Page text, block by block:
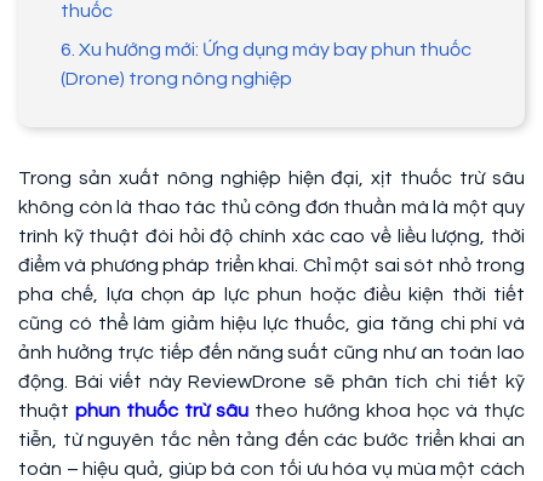
thuốc
6. Xu hướng mới: Ứng dụng máy bay phun thuốc
(Drone) trong nông nghiệp
Trong sản xuất nông nghiệp hiện đại, xịt thuốc trừ sâu
không còn là thao tác thủ công đơn thuần mà là một quy
trình kỹ thuật đòi hỏi độ chính xác cao về liều lượng, thời
điểm và phương pháp triển khai. Chỉ một sai sót nhỏ trong
pha chế, lựa chọn áp lực phun hoặc điều kiện thời tiết
cũng có thể làm giảm hiệu lực thuốc, gia tăng chi phí và
ảnh hưởng trực tiếp đến năng suất cũng như an toàn lao
động. Bài viết này ReviewDrone sẽ phân tích chi tiết kỹ
thuật phun thuốc trừ sâu theo hướng khoa học và thực
tiễn, từ nguyên tắc nền tảng đến các bước triển khai an
toàn – hiệu quả, giúp bà con tối ưu hóa vụ mùa một cách